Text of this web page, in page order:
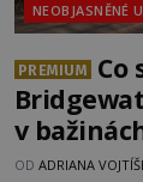
NEOBJASNĚNÉ
PREMIUM
Co
v
OD ADRIANA